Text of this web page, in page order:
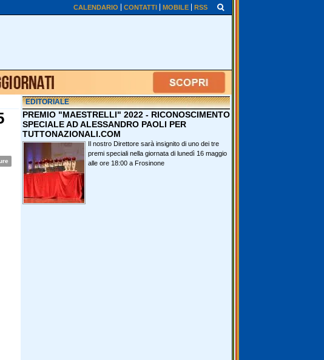
CALENDARIO CONTATTI MOBILE RSS
EDITORIALE
PREMIO "MAESTRELLI" 2022 - RICONOSCIMENTO
SPECIALE AD ALESSANDRO PAOLI PER
TUTTONAZIONALI.COM
Il nostro Direttore sarà insignito di uno dei tre
premi speciali nella giornata di lunedì 16 maggio
alle ore 18:00 a Frosinone